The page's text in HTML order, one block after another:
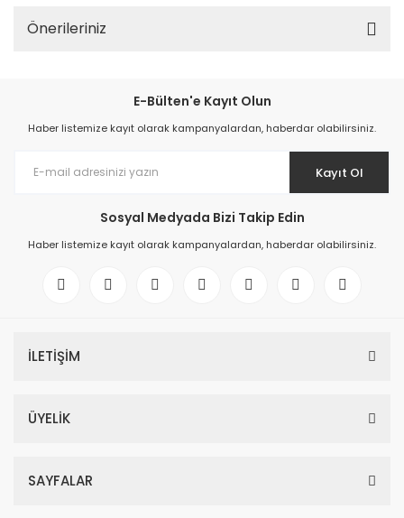
Önerileriniz
E-Bülten'e Kayıt Olun
Haber listemize kayıt olarak kampanyalardan, haberdar olabilirsiniz.
Kayıt Ol
Sosyal Medyada Bizi Takip Edin
Haber listemize kayıt olarak kampanyalardan, haberdar olabilirsiniz.
İLETİŞİM
ÜYELİK
SAYFALAR